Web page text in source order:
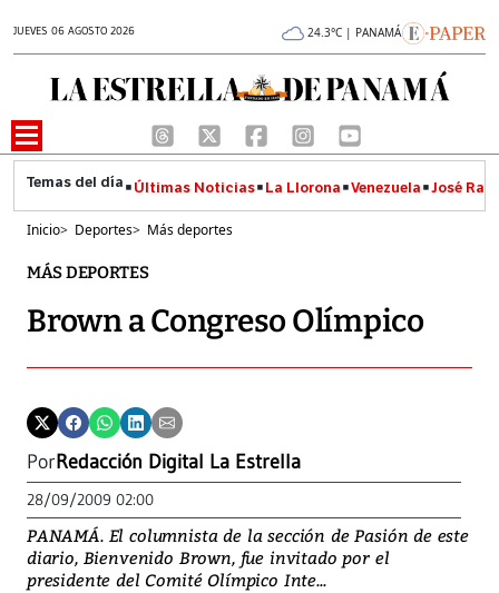
JUEVES 06 AGOSTO 2026 24.3°C | PANAMÁ
Últimas Noticias La Llorona Venezuela José
Inicio> Deportes> Más deportes
MÁS DEPORTES
Brown a Congreso Olímpico
PorRedacción Digital La Estrella
28/09/2009 02:00
PANAMÁ. El columnista de la sección de Pasión de este
diario, Bienvenido Brown, fue invitado por el
presidente del Comité Olímpico Inte...